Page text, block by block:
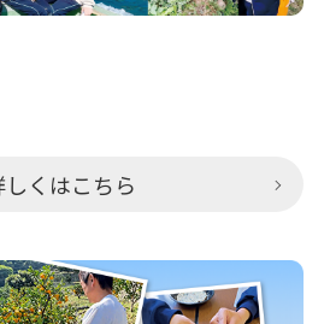
しくはこちら